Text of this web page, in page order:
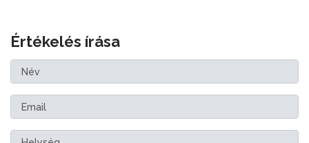
Értékelés írása